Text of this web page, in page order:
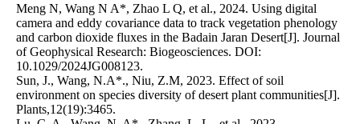
Meng N, Wang N A*, Zhao L Q, et al., 2024. Using digital
camera and eddy covariance data to track vegetation phenology
and carbon dioxide fluxes in the Badain Jaran Desert[J]. Journal
of Geophysical Research: Biogeosciences. DOI:
10.1029/2024JG008123.
Sun, J., Wang, N.A*., Niu, Z.M, 2023. Effect of soil
environment on species diversity of desert plant communities[J].
Plants,12(19):3465.